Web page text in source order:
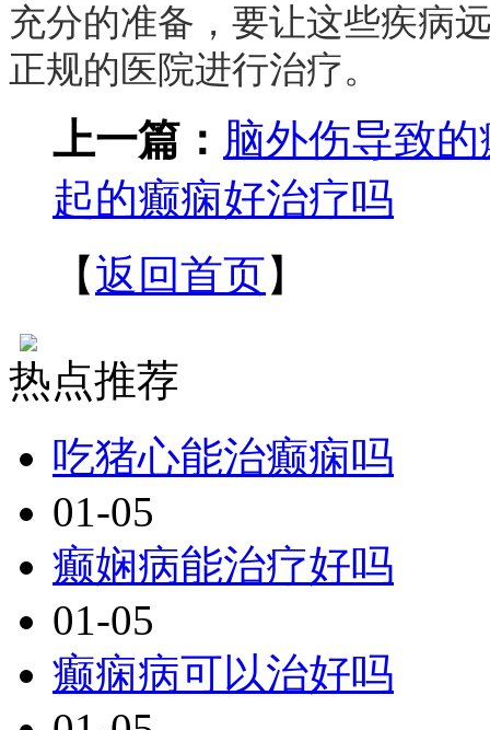
充分的准备，要让这些疾病
正规的医院进行治疗。
上一篇： 脑外伤导致
起的癫痫好治疗吗
【返回首页】
热点推荐
吃猪心能治癫痫吗
01-05
癫娴病能治疗好吗
01-05
癫痫病可以治好吗